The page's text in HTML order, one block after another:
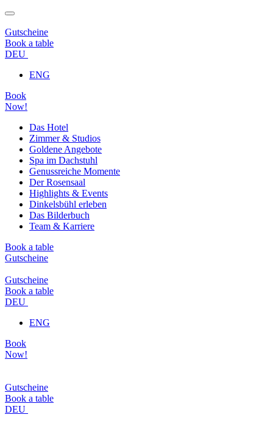
Gutscheine
Book a table
DEU
ENG
Book
Now!
Das Hotel
Zimmer & Studios
Goldene Angebote
Spa im Dachstuhl
Genussreiche Momente
Der Rosensaal
Highlights & Events
Dinkelsbühl erleben
Das Bilderbuch
Team & Karriere
Book a table
Gutscheine
Gutscheine
Book a table
DEU
ENG
Book
Now!
Gutscheine
Book a table
DEU